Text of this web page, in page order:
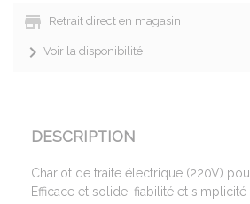
Retrait direct en magasin
Voir la disponibilité
DESCRIPTION
Chariot de traite électrique (220V)
Efficace et solide, fiabilité et